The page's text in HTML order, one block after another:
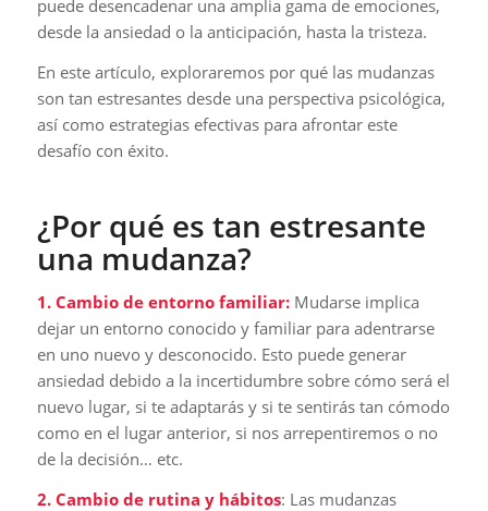
puede desencadenar una amplia gama de emociones,
desde la ansiedad o la anticipación, hasta la tristeza.
En este artículo, exploraremos por qué las mudanzas
son tan estresantes desde una perspectiva psicológica,
así como estrategias efectivas para afrontar este
desafío con éxito.
¿Por qué es tan estresante
una mudanza?
1. Cambio de entorno familiar: Mudarse implica
dejar un entorno conocido y familiar para adentrarse
en uno nuevo y desconocido. Esto puede generar
ansiedad debido a la incertidumbre sobre cómo será el
nuevo lugar, si te adaptarás y si te sentirás tan cómodo
como en el lugar anterior, si nos arrepentiremos o no
de la decisión… etc.
2. Cambio de rutina y hábitos: Las mudanzas